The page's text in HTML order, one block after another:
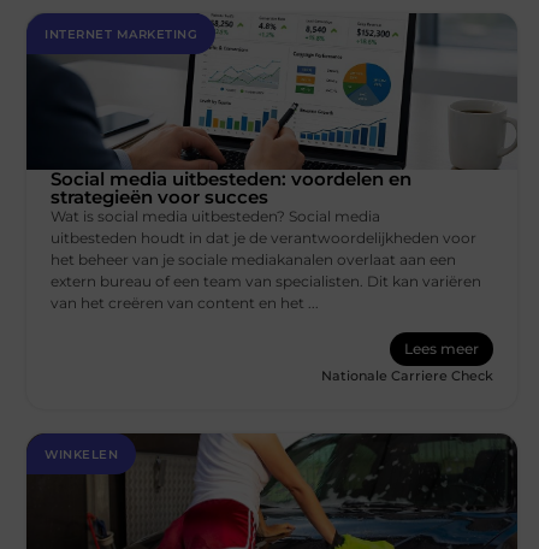
INTERNET MARKETING
Social media uitbesteden: voordelen en
strategieën voor succes
Wat is social media uitbesteden? Social media
uitbesteden houdt in dat je de verantwoordelijkheden voor
het beheer van je sociale mediakanalen overlaat aan een
extern bureau of een team van specialisten. Dit kan variëren
van het creëren van content en het ...
Lees meer
Nationale Carriere Check
WINKELEN